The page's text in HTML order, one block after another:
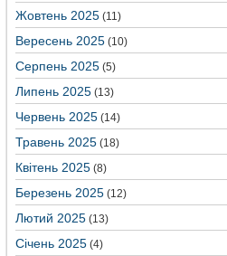
Жовтень 2025 (11)
Вересень 2025 (10)
Серпень 2025 (5)
Липень 2025 (13)
Червень 2025 (14)
Травень 2025 (18)
Квітень 2025 (8)
Березень 2025 (12)
Лютий 2025 (13)
Січень 2025 (4)